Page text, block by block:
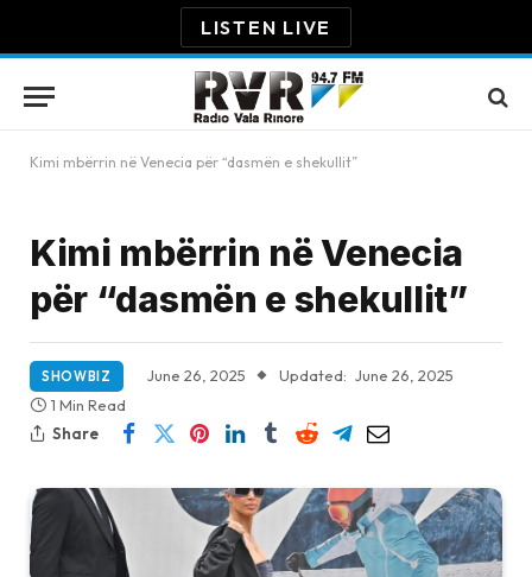
LISTEN LIVE
Kimi mbërrin në Venecia për “dasmën e shekullit”
Kimi mbërrin në Venecia
për “dasmën e shekullit”
SHOWBIZ June 26, 2025 Updated: June 26, 2025
1 Min Read
Share